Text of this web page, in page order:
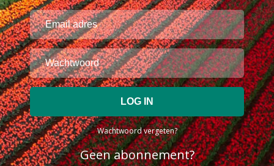
Wachtwoord vergeten?
Geen abonnement?